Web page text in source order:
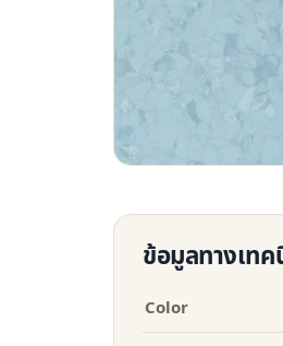
ข้อมูลทางเท
Color